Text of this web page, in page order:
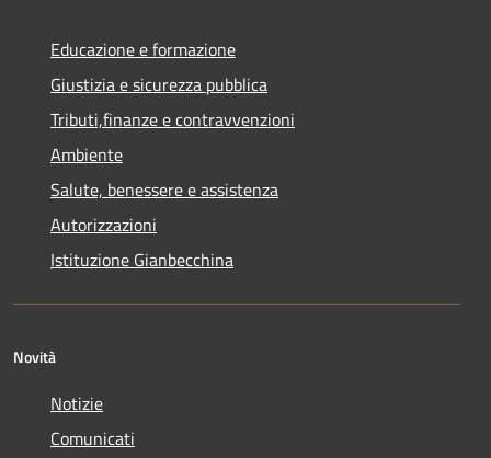
Educazione e formazione
Giustizia e sicurezza pubblica
Tributi,finanze e contravvenzioni
Ambiente
Salute, benessere e assistenza
Autorizzazioni
Istituzione Gianbecchina
Novità
Notizie
Comunicati